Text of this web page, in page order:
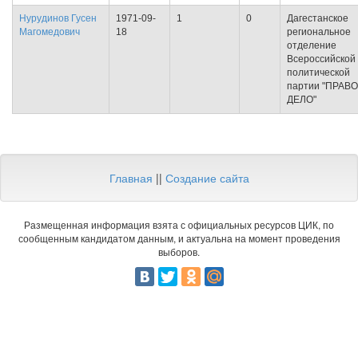
Нурудинов Гусен
Магомедович
1971-09-
18
1 0
Дагестанское
региональное
отделение
Всероссийской
политической
партии
ДЕЛО"
Главная || Создание сайта
Размещенная информация взята с официальных ресурсов ЦИК, по
сообщенным кандидатом данным, и актуальна на момент проведения
выборов.